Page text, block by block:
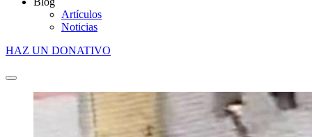
Artículos
Noticias
HAZ UN DONATIVO